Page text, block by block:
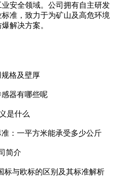
安全领域。公司拥有自主研发
准，致力于为矿山及高危环境
解决方案。
格及壁厚
器有哪些呢
是什么
：一平方米能承受多少公斤
简介
标与欧标的区别及其标准解析